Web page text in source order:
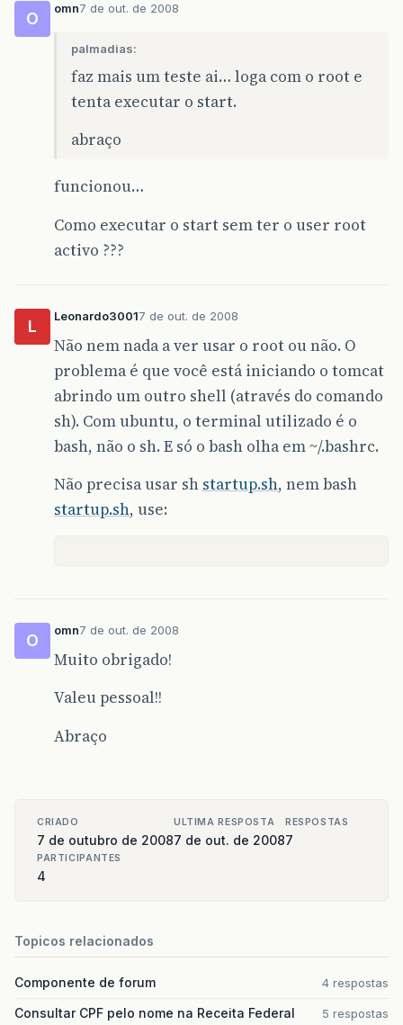
O
omn7 de out. de 2008
palmadias:
faz mais um teste ai… loga com o root e
tenta executar o start.
abraço
funcionou…
Como executar o start sem ter o user root
activo ???
L
Leonardo30017 de out. de 2008
Não nem nada a ver usar o root ou não. O
problema é que você está iniciando o tomcat
abrindo um outro shell (através do comando
sh). Com ubuntu, o terminal utilizado é o
bash, não o sh. E só o bash olha em ~/.bashrc.
Não precisa usar sh startup.sh, nem bash
startup.sh, use:
O
omn7 de out. de 2008
Muito obrigado!
Valeu pessoal!!
Abraço
CRIADO
7 de outubro de 2008
ULTIMA RESPOSTA
7 de out. de 2008
RESPOSTAS
7
PARTICIPANTES
4
Topicos relacionados
Componente de forum 4 respostas
Consultar CPF pelo nome na Receita Federal 5 respostas